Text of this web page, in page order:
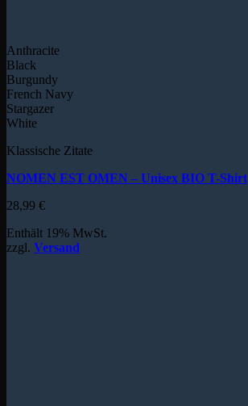
Anthracite
Black
Burgundy
French Navy
Stargazer
White
Klassische Zitate
NOMEN EST OMEN – Unisex BIO T-Shirt
28,99 €
Enthält 19% MwSt.
zzgl. Versand